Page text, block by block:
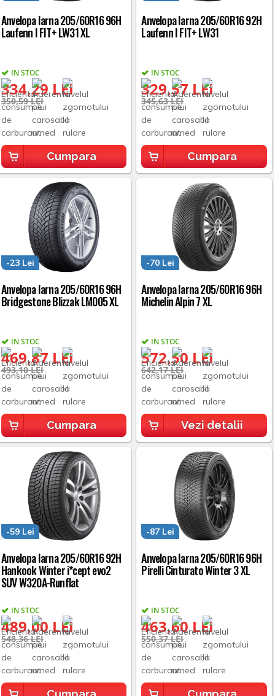
Anvelopa Iarna 205/60R16 96H
Laufenn I FIT+ LW31 XL
IN STOC
334,29 LEI
350,59 LEI
Cumpara
Anvelopa Iarna 205/60R16 92H
Laufenn I FIT+ LW31
IN STOC
329,57 LEI
345,63 LEI
Cumpara
Anvelopa Iarna 205/60R16 96H
Bridgestone Blizzak LM005 XL
IN STOC
469,87 LEI
-23 Lei
493,10 LEI
Cumpara
Anvelopa Iarna 205/60R16 96H
Michelin Alpin 7 XL
IN STOC
572,50 LEI
-70 Lei
642,17 LEI
Vezi detalii
Anvelopa Iarna 205/60R16 92H
Hankook Winter i*cept evo2
SUV W320A-Runflat
IN STOC
489,00 LEI
-59 Lei
548,36 LEI
Anvelopa Iarna 205/60R16 96H
Pirelli Cinturato Winter 3 XL
IN STOC
463,60 LEI
-87 Lei
550,37 LEI